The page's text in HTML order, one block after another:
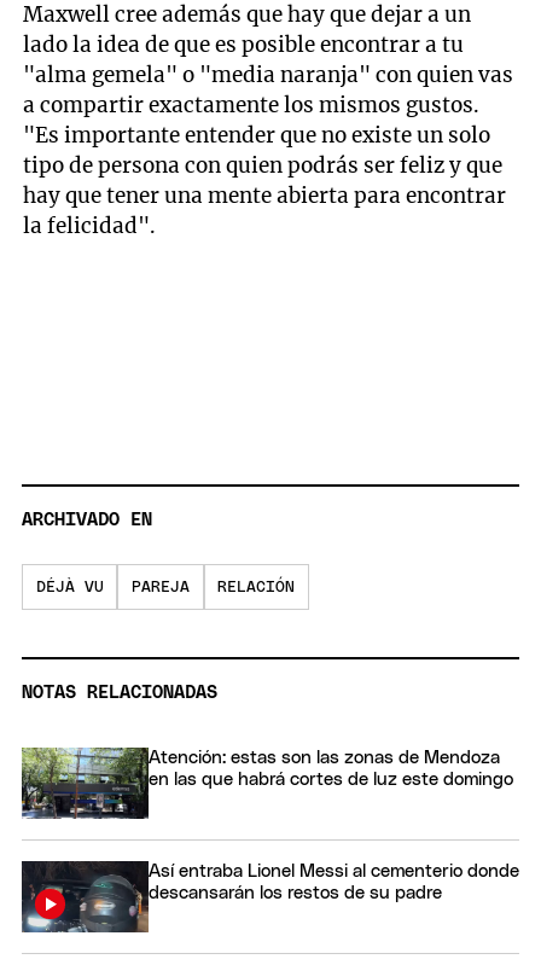
Maxwell cree además que hay que dejar a un
lado la idea de que es posible encontrar a tu
"alma gemela" o "media naranja" con quien vas
a compartir exactamente los mismos gustos.
"Es importante entender que no existe un solo
tipo de persona con quien podrás ser feliz y que
hay que tener una mente abierta para encontrar
la felicidad".
ARCHIVADO EN
DÉJÀ VU PAREJA RELACIÓN
NOTAS RELACIONADAS
Atención: estas son las zonas de Mendoza
en las que habrá cortes de luz este domingo
Así entraba Lionel Messi al cementerio donde
descansarán los restos de su padre